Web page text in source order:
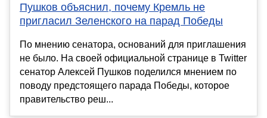
Пушков объяснил, почему Кремль не
пригласил Зеленского на парад Победы
По мнению сенатора, оснований для приглашения
не было. На своей официальной странице в Twitter
сенатор Алексей Пушков поделился мнением по
поводу предстоящего парада Победы, которое
правительство реш...